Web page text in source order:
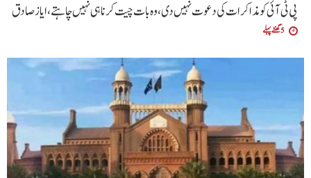
پی ٹی آئی کو مذاکرات کی دعوت نہیں دی،وہ بات چیت کرنا ہی نہیں چاہتے،ایاز صادق
5 گھنٹے پہلے